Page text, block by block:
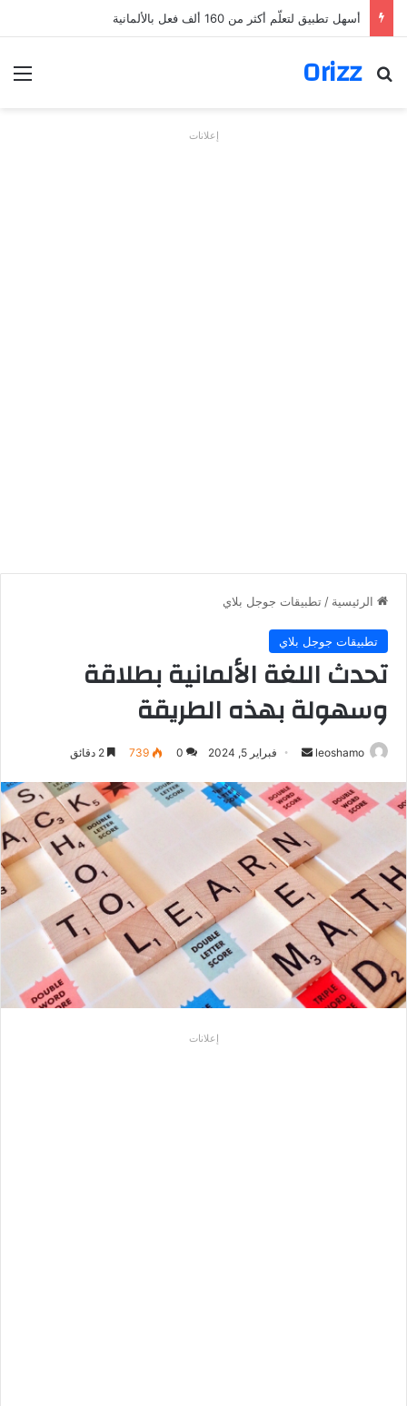
أسهل تطبيق لتعلّم أكثر من 160 ألف فعل بالألمانية
Orizz
بحث عن
إعلانات
الرئيسية / تطبيقات جوجل بلاي
تطبيقات جوجل بلاي
تحدث اللغة الألمانية بطلاقة
وسهولة بهذه الطريقة
leoshamo
أرسل
إلكترونيا
فبراير 5, 2024 0
739
إعلانات